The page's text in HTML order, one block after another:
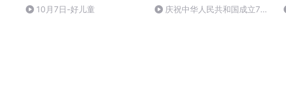
10月7日-好儿童
庆祝中华人民共和国成立73